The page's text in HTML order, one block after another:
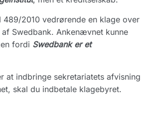
489/2010 vedrørende en klage over
Swedbank. Ankenævnet kunne
fordi Swedbank er et
at indbringe sekretariatets afvisning
skal du indbetale klagebyret.